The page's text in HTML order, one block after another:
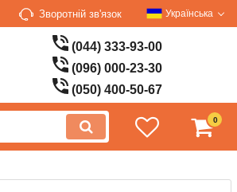
Зворотній зв'язок Українська
(044) 333-93-00
(096) 000-23-30
(050) 400-50-67
0